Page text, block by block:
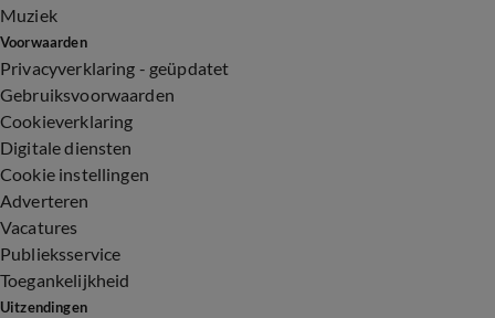
Muziek
Voorwaarden
Privacyverklaring - geüpdatet
Gebruiksvoorwaarden
Cookieverklaring
Digitale diensten
Cookie instellingen
Adverteren
Vacatures
Publieksservice
Toegankelijkheid
Uitzendingen